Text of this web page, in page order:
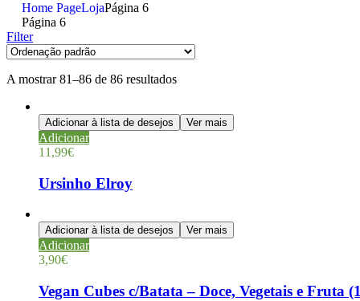
Home PageLojaPágina 6
Página 6
Filter
A mostrar 81–86 de 86 resultados
Adicionar à lista de desejos Ver mais
Adicionar
11,99€
Ursinho Elroy
Adicionar à lista de desejos Ver mais
Adicionar
3,90€
Vegan Cubes c/Batata – Doce, Vegetais e Fruta